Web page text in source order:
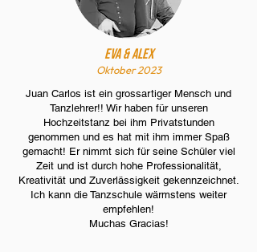
Eva & Alex
Oktober 2023
Juan Carlos ist ein grossartiger Mensch und
Tanzlehrer!! Wir haben für unseren
Hochzeitstanz bei ihm Privatstunden
genommen und es hat mit ihm immer Spaß
gemacht! Er nimmt sich für seine Schüler viel
Zeit und ist durch hohe Professionalität,
Kreativität und Zuverlässigkeit gekennzeichnet.
Ich kann die Tanzschule wärmstens weiter
empfehlen!
Muchas Gracias!